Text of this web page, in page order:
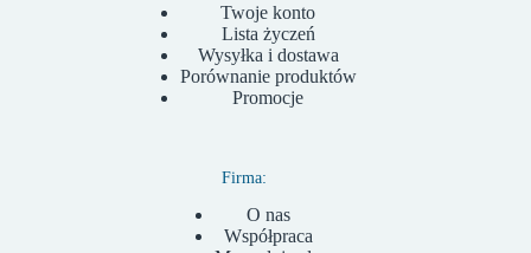
Twoje konto
Lista życzeń
Wysyłka i dostawa
Porównanie produktów
Promocje
Firma:
O nas
Współpraca